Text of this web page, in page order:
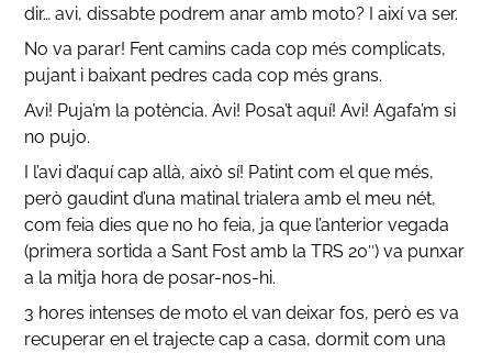
dir… avi, dissabte podrem anar amb moto? I així va ser.
No va parar! Fent camins cada cop més complicats,
pujant i baixant pedres cada cop més grans.
Avi! Puja’m la potència. Avi! Posa’t aquí! Avi! Agafa’m si
no pujo.
I l’avi d’aquí cap allà, això sí! Patint com el que més,
però gaudint d’una matinal trialera amb el meu nét,
com feia dies que no ho feia, ja que l’anterior vegada
(primera sortida a Sant Fost amb la TRS 20″) va punxar
a la mitja hora de posar-nos-hi.
3 hores intenses de moto el van deixar fos, però es va
recuperar en el trajecte cap a casa, dormit com una